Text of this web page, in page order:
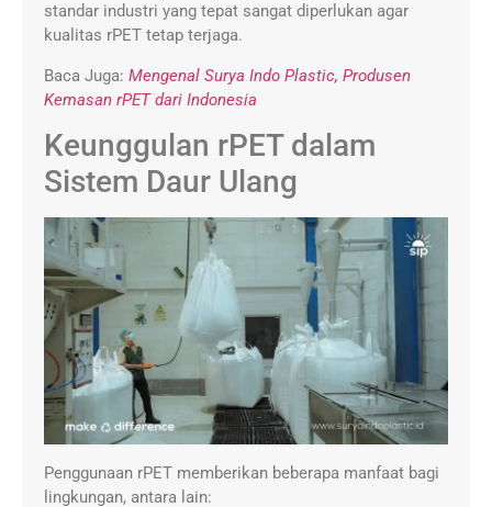
standar industri yang tepat sangat diperlukan agar
kualitas rPET tetap terjaga.
Baca Juga: Mengenal Surya Indo Plastic, Produsen
Kemasan rPET dari Indonesia
Keunggulan rPET dalam
Sistem Daur Ulang
Penggunaan rPET memberikan beberapa manfaat bagi
lingkungan, antara lain: